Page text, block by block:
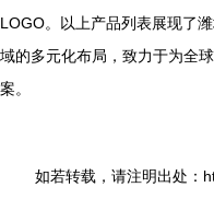
LOGO。以上产品列表展现了
域的多元化布局，致力于为全
案。
如若转载，请注明出处：